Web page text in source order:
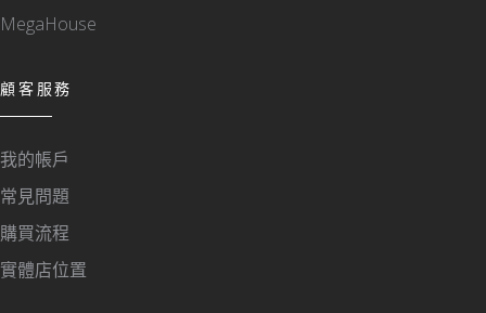
MegaHouse
顧客服務
我的帳戶
常見問題
購買流程
實體店位置